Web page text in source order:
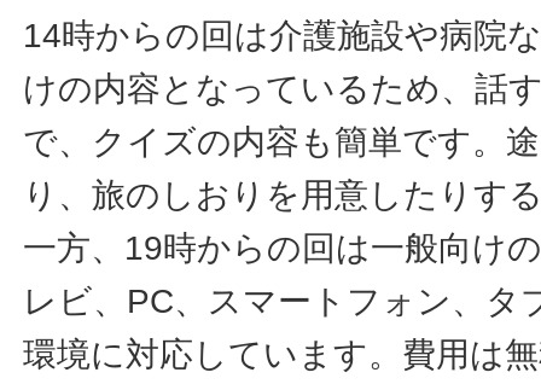
14時からの回は介護施設や病院
けの内容となっているため、話
で、クイズの内容も簡単です。
り、旅のしおりを用意したりす
一方、19時からの回は一般向け
レビ、PC、スマートフォン、タ
環境に対応しています。費用は